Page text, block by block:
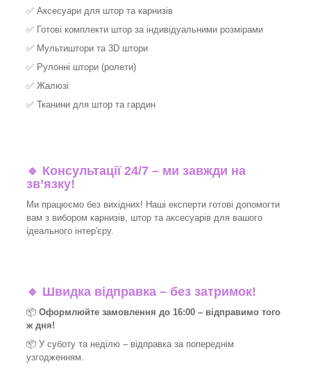
✅ Аксесуари для штор та карнизів
✅ Готові комплекти штор за індивідуальними розмірами
✅ Мультиштори та 3D штори
✅ Рулонні штори (ролети)
✅ Жалюзі
✅ Тканини для штор та гардин
🔹 Консультації 24/7 – ми завжди на
зв’язку!
Ми працюємо без вихідних! Наші експерти готові допомогти
вам з вибором карнизів, штор та аксесуарів для вашого
ідеального інтер'єру.​
🔹 Швидка відправка – без затримок!
📦 Оформлюйте замовлення до 16:00 – відправимо того
ж дня!
📦 У суботу та неділю – відправка за попереднім
узгодженням.